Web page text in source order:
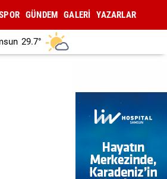
GÜNDEM GALERİ YAZARLAR
29.7°